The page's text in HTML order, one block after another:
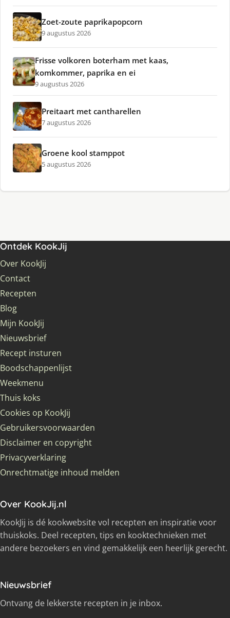
Zoet-zoute paprikapopcorn
9 augustus 2026
Frisse volkoren boterham met kaas,
komkommer, paprika en ei
9 augustus 2026
Preitaart met cantharellen
7 augustus 2026
Groene kool stamppot
5 augustus 2026
Ontdek KookJij
Over KookJij
Contact
Recepten
Blog
Mijn KookJij
Nieuwsbrief
Recept insturen
Boodschappenlijst
Weekmenu
Thuis koks
Cookies op KookJij
Gebruikersvoorwaarden
Disclaimer en copyright
Privacyverklaring
Onrechtmatige inhoud melden
Over KookJij.nl
KookJij is dé kookwebsite vol recepten en inspiratie voor
thuiskoks. Deel recepten, tips en kooktechnieken met
andere bezoekers en vind gemakkelijk een heerlijk gerecht.
Nieuwsbrief
Ontvang de lekkerste recepten in je inbox.